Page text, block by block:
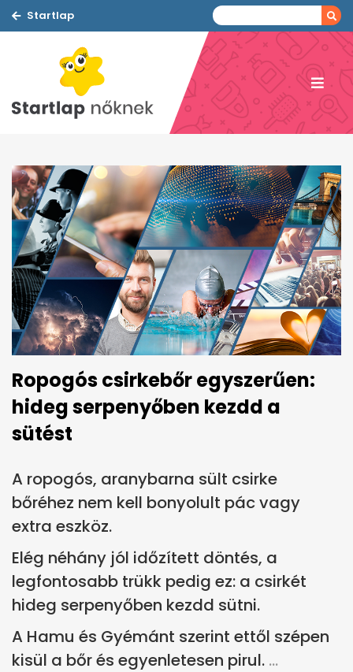
Startlap
Ropogós csirkebőr egyszerűen:
hideg serpenyőben kezdd a
sütést
A ropogós, aranybarna sült csirke
bőréhez nem kell bonyolult pác vagy
extra eszköz.
Elég néhány jól időzített döntés, a
legfontosabb trükk pedig ez: a csirkét
hideg serpenyőben kezdd sütni.
A Hamu és Gyémánt szerint ettől szépen
kisül a bőr és egyenletesen pirul.